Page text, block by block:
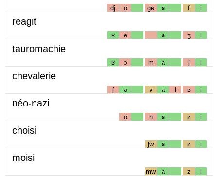
dj o gʁ a f i
réagit
ʁ e a ʒ i
tauromachie
ʁ ɔ m a ʃ i
chevalerie
ʃ ə v a l ʁ i
néo-nazi
o n a z i
choisi
ʃw a z i
moisi
mw a z i